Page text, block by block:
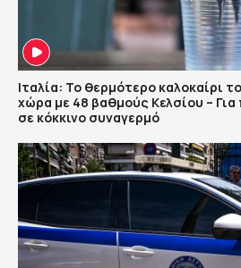
Ιταλία: Το θερμότερο καλοκαίρι
χώρα με 48 βαθμούς Κελσίου –
σε κόκκινο συναγερμό